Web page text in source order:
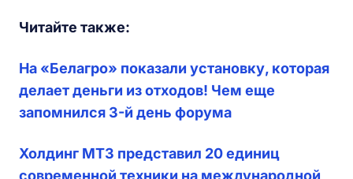
Читайте также:
На «Белагро» показали установку, которая
делает деньги из отходов! Чем еще
запомнился 3-й день форума
Холдинг МТЗ представил 20 единиц
современной техники на международной